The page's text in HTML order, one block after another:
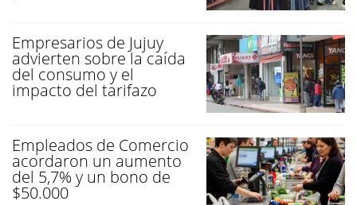
Empresarios de Jujuy
advierten sobre la caída
del consumo y el
impacto del tarifazo
Empleados de Comercio
acordaron un aumento
del 5,7% y un bono de
$50.000